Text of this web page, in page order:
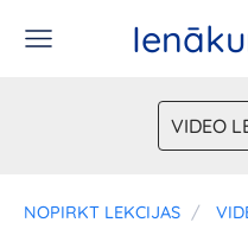
VIDEO
NOPIRKT LEKCIJAS